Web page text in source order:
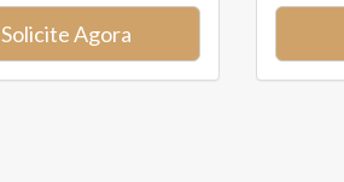
Solicite Agora